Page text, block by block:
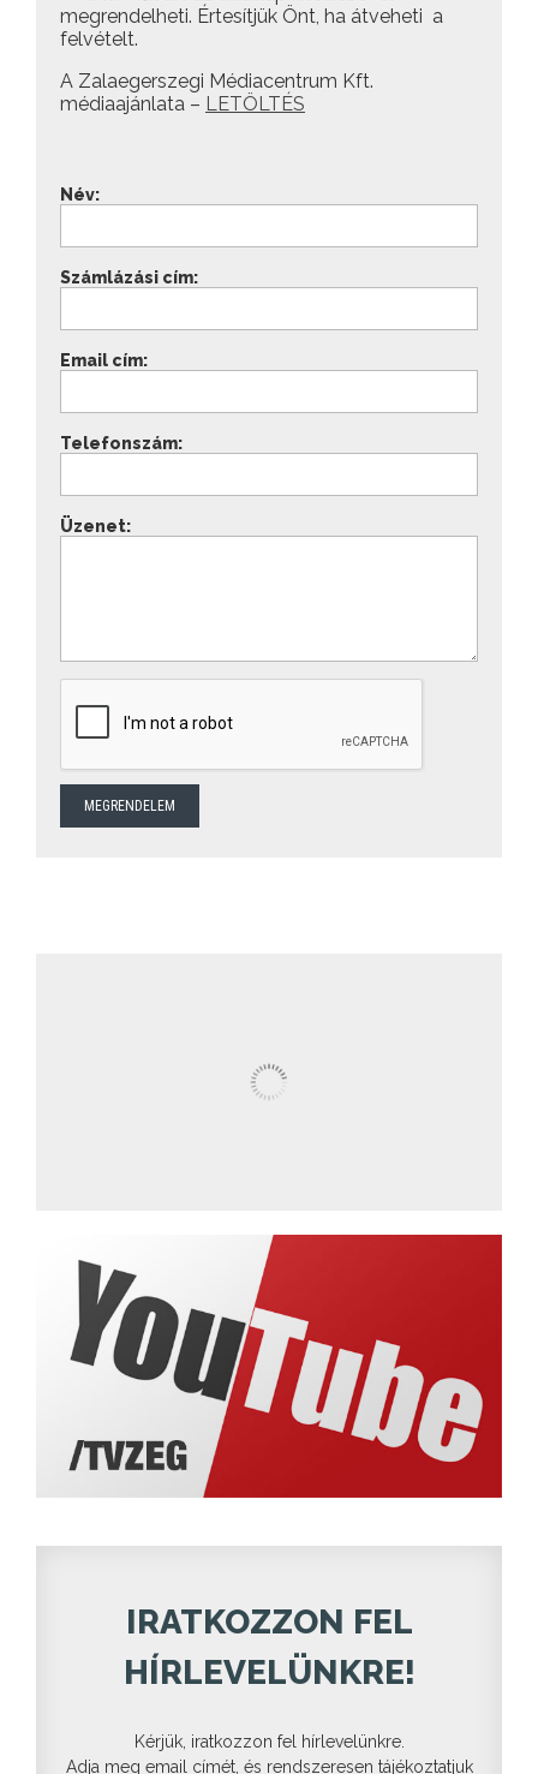
megrendelheti. Értesítjük Önt, ha átveheti a
felvételt.
A Zalaegerszegi Médiacentrum Kft.
médiaajánlata – LETÖLTÉS
Név:
Számlázási cím:
Email cím:
Telefonszám:
Üzenet:
IRATKOZZON FEL
HÍRLEVELÜNKRE!
Kérjük, iratkozzon fel hírlevelünkre.
Adja meg email címét, és rendszeresen tájékoztatjuk